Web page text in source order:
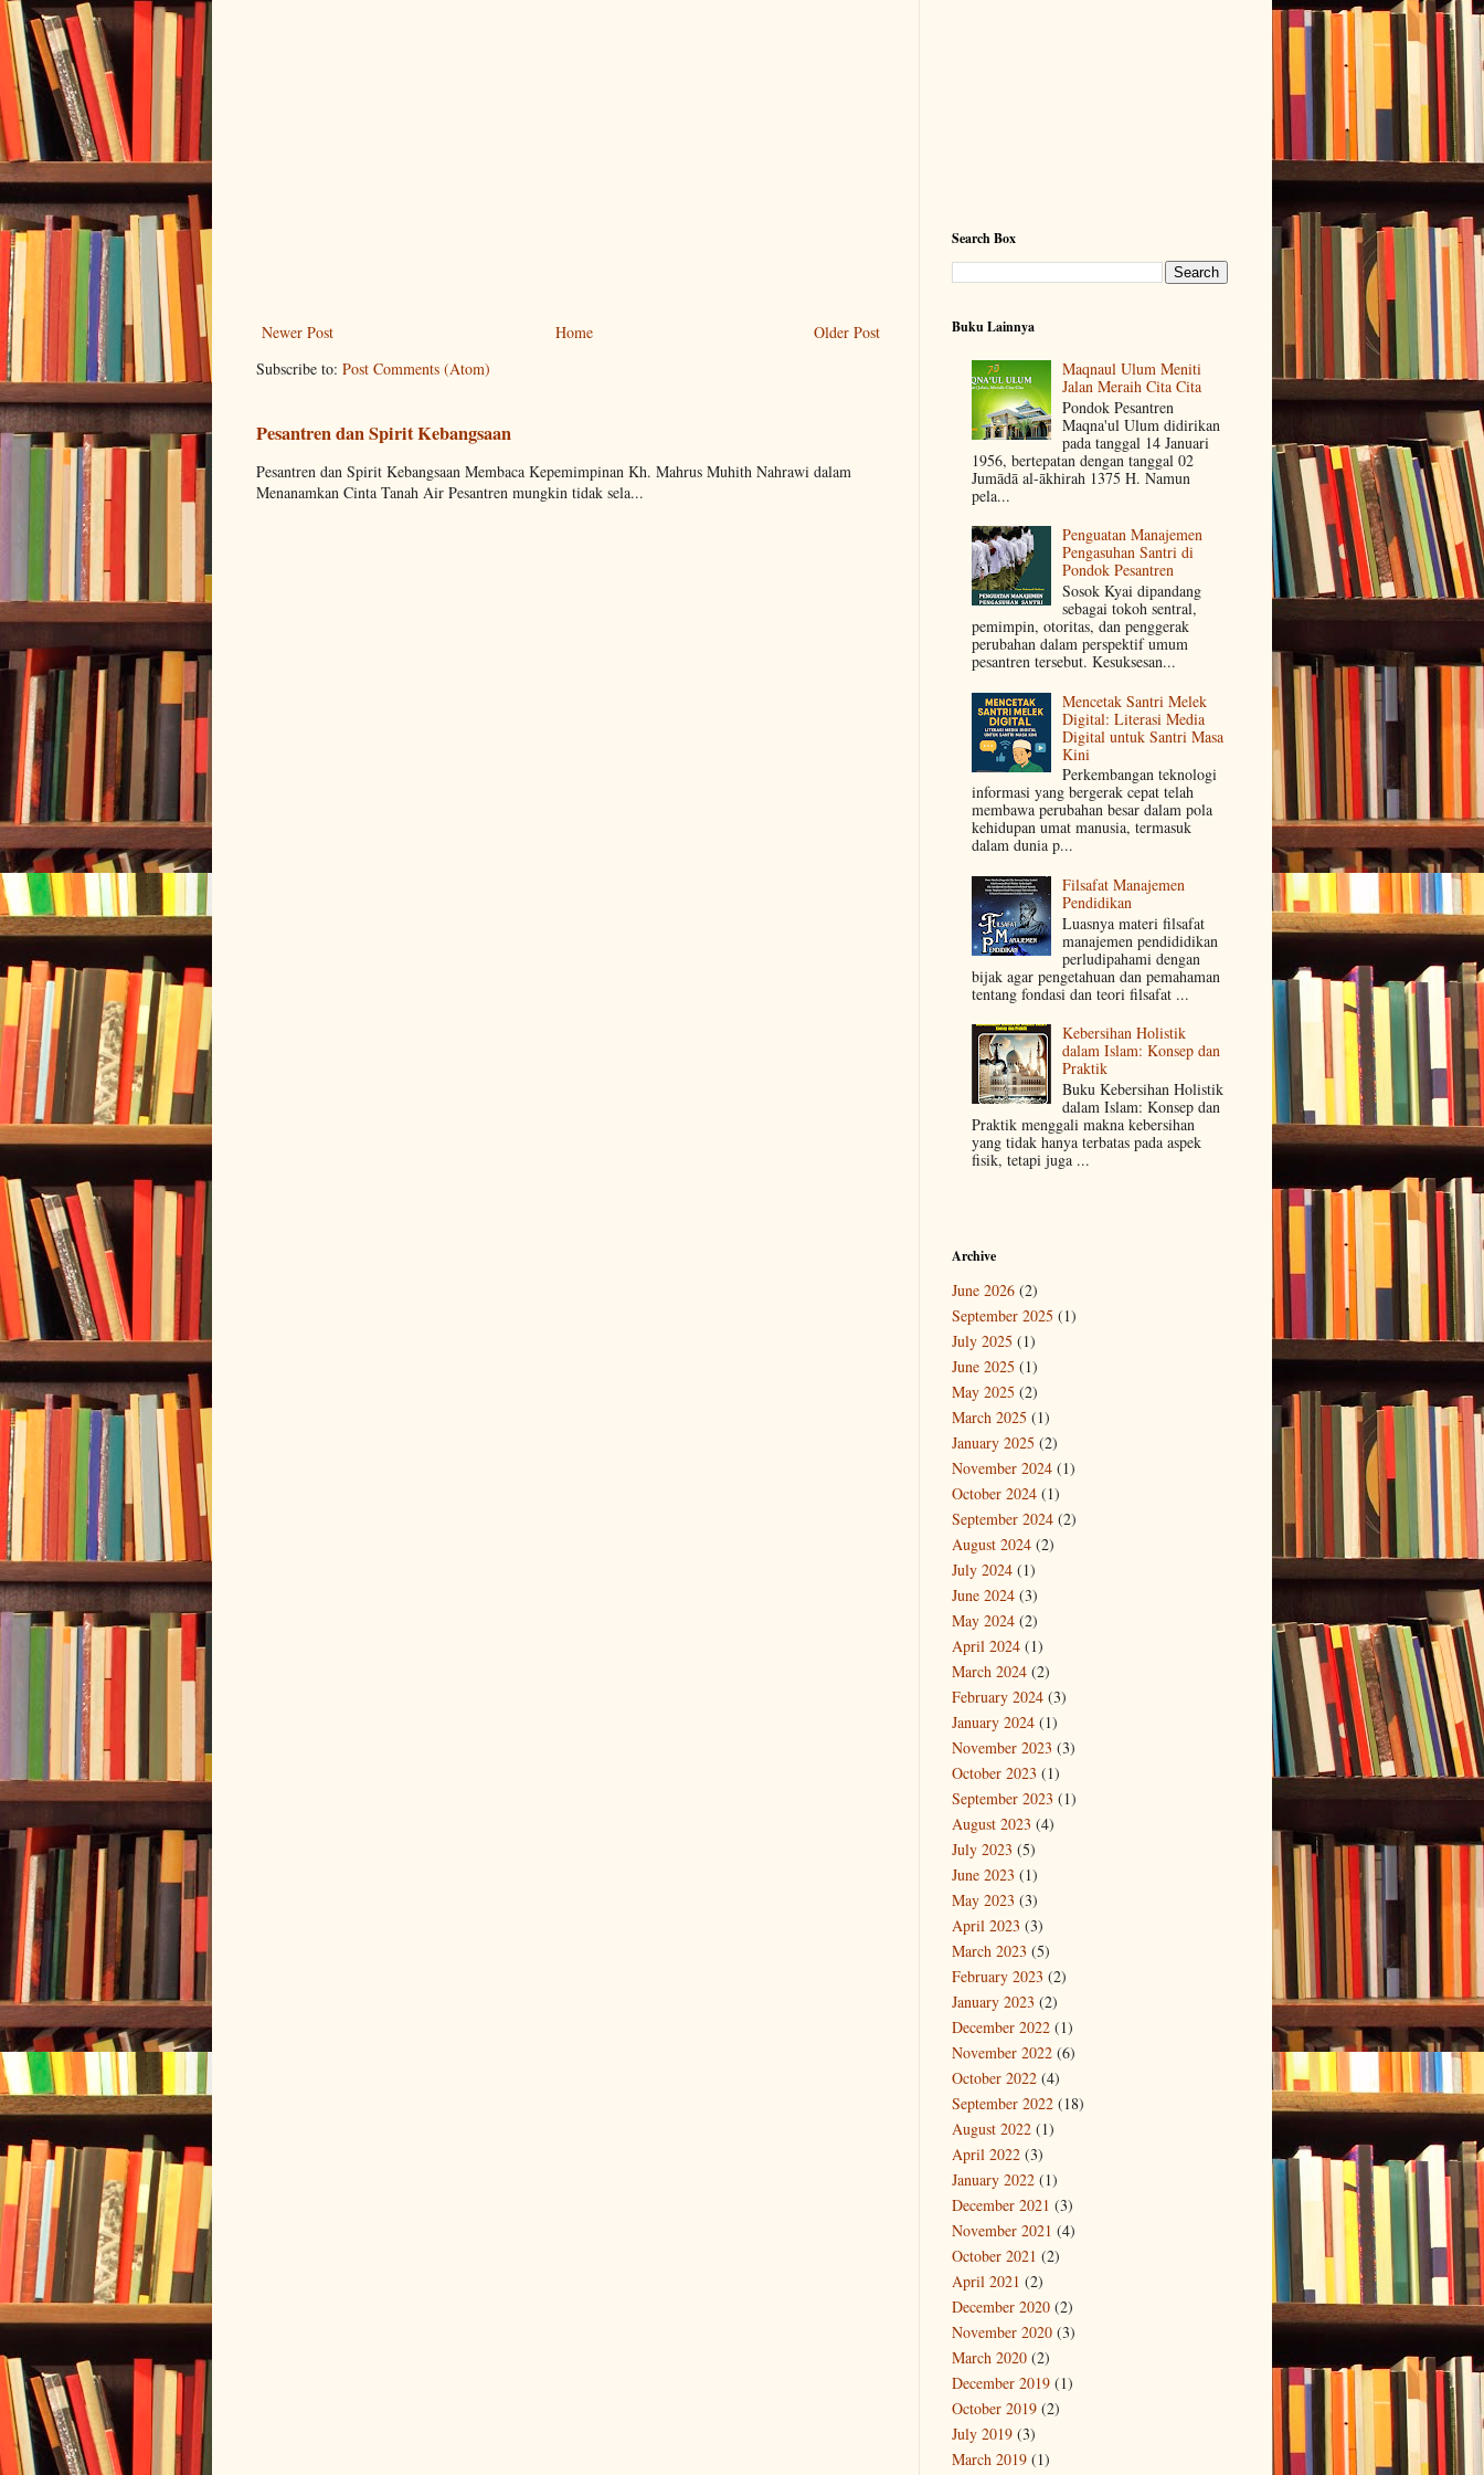
Newer Post Older Post
Home
Subscribe to: Post Comments (Atom)
Pesantren dan Spirit Kebangsaan
Pesantren dan Spirit Kebangsaan Membaca Kepemimpinan Kh. Mahrus Muhith Nahrawi dalam
Menanamkan Cinta Tanah Air Pesantren mungkin tidak sela...
Search Box
Buku Lainnya
Maqnaul Ulum Meniti
Jalan Meraih Cita Cita
Pondok Pesantren
Maqna'ul Ulum didirikan
pada tanggal 14 Januari
1956, bertepatan dengan tanggal 02
Jumādā al-ākhirah 1375 H. Namun
pela...
Penguatan Manajemen
Pengasuhan Santri di
Pondok Pesantren
Sosok Kyai dipandang
sebagai tokoh sentral,
pemimpin, otoritas, dan penggerak
perubahan dalam perspektif umum
pesantren tersebut. Kesuksesan...
Mencetak Santri Melek
Digital: Literasi Media
Digital untuk Santri Masa
Kini
Perkembangan teknologi
informasi yang bergerak cepat telah
membawa perubahan besar dalam pola
kehidupan umat manusia, termasuk
dalam dunia p...
Filsafat Manajemen
Pendidikan
Luasnya materi filsafat
manajemen pendididikan
perludipahami dengan
bijak agar pengetahuan dan pemahaman
tentang fondasi dan teori filsafat ...
Kebersihan Holistik
dalam Islam: Konsep dan
Praktik
Buku Kebersihan Holistik
dalam Islam: Konsep dan
Praktik menggali makna kebersihan
yang tidak hanya terbatas pada aspek
fisik, tetapi juga ...
Archive
June 2026 (2)
September 2025 (1)
July 2025 (1)
June 2025 (1)
May 2025 (2)
March 2025 (1)
January 2025 (2)
November 2024 (1)
October 2024 (1)
September 2024 (2)
August 2024 (2)
July 2024 (1)
June 2024 (3)
May 2024 (2)
April 2024 (1)
March 2024 (2)
February 2024 (3)
January 2024 (1)
November 2023 (3)
October 2023 (1)
September 2023 (1)
August 2023 (4)
July 2023 (5)
June 2023 (1)
May 2023 (3)
April 2023 (3)
March 2023 (5)
February 2023 (2)
January 2023 (2)
December 2022 (1)
November 2022 (6)
October 2022 (4)
September 2022 (18)
August 2022 (1)
April 2022 (3)
January 2022 (1)
December 2021 (3)
November 2021 (4)
October 2021 (2)
April 2021 (2)
December 2020 (2)
November 2020 (3)
March 2020 (2)
December 2019 (1)
October 2019 (2)
July 2019 (3)
March 2019 (1)